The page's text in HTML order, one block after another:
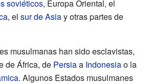
soviéticos, Europa Oriental, el
, el sur de Asiay otras partes de
musulmanas han sido esclavistas,
de África, de Persiaa Indonesiao la
. Algunos Estados musulmanes